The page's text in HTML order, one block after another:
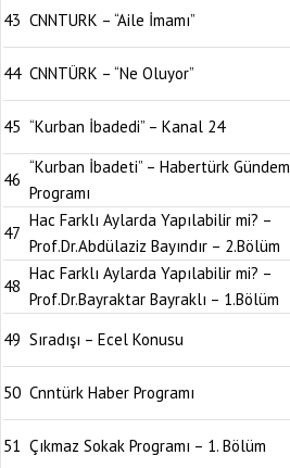
43 CNNTURK – “Aile İmamı”
44 CNNTÜRK – “Ne Oluyor”
45 “Kurban İbadedi” – Kanal 24
46
“Kurban İbadeti” – Habertürk Gündem
Programı
47
Hac Farklı Aylarda Yapılabilir mi? –
Prof.Dr.Abdülaziz Bayındır – 2.Bölüm
48
Hac Farklı Aylarda Yapılabilir mi? –
Prof.Dr.Bayraktar Bayraklı – 1.Bölüm
49 Sıradışı – Ecel Konusu
50 Cnntürk Haber Programı
51 Çıkmaz Sokak Programı – 1. Bölüm